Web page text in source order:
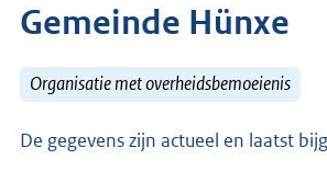
Gemeinde Hünxe
Organisatie met overheidsbemoeienis
De gegevens zijn actueel en laatst